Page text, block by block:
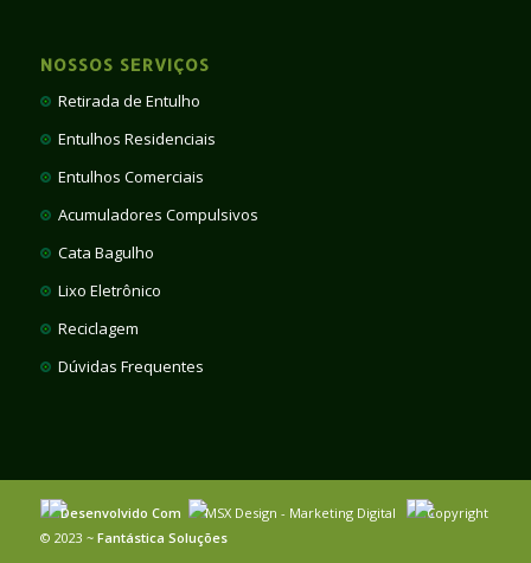
NOSSOS SERVIÇOS
Retirada de Entulho
Entulhos Residenciais
Entulhos Comerciais
Acumuladores Compulsivos
Cata Bagulho
Lixo Eletrônico
Reciclagem
Dúvidas Frequentes
Desenvolvido Com MSX Design - Marketing Digital
Copyright
© 2023 ~ Fantástica Soluções